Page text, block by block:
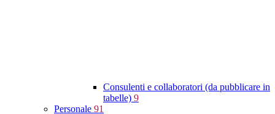
Consulenti e collaboratori (da pubblicare in
tabelle) 9
Personale 91